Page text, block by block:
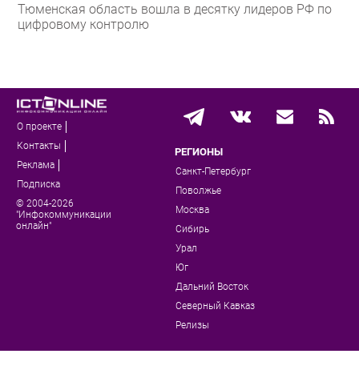
Тюменская область вошла в десятку лидеров РФ по
цифровому контролю
О проекте
Контакты
Реклама
Подписка
© 2004-2026
"Инфокоммуникации
онлайн"
РЕГИОНЫ
Санкт-Петербург
Поволжье
Москва
Сибирь
Урал
Юг
Дальний Восток
Северный Кавказ
Релизы